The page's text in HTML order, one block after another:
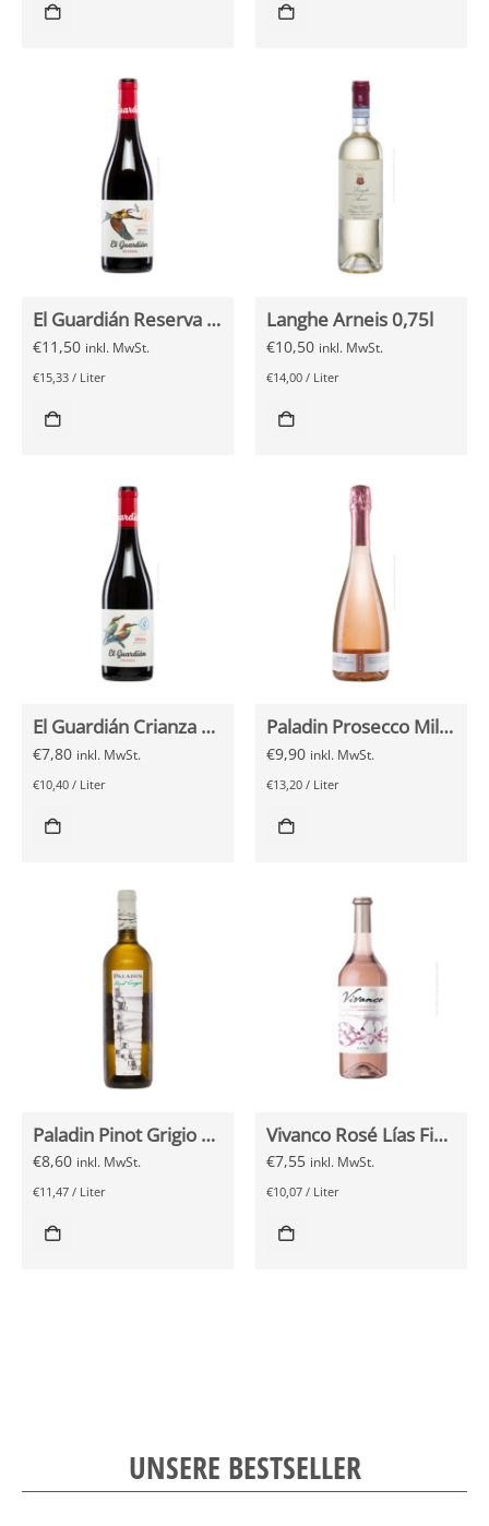
El Guardián Reserva Tinto 2018 0,75l
€11,50 inkl. MwSt.
€15,33 / Liter
Langhe Arneis 0,75l
€10,50 inkl. MwSt.
€14,00 / Liter
El Guardián Crianza Tinto 2021 0,75l
€7,80 inkl. MwSt.
€10,40 / Liter
Paladin Prosecco Millesimato Brut Rosé 0,75l
€9,90 inkl. MwSt.
€13,20 / Liter
Paladin Pinot Grigio 0,75l
€8,60 inkl. MwSt.
€11,47 / Liter
Vivanco Rosé Lías Finas 0,75l
€7,55 inkl. MwSt.
€10,07 / Liter
UNSERE BESTSELLER